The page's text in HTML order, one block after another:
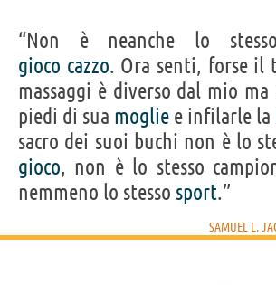
“Non è neanche lo
gioco cazzo. Ora senti, forse il
massaggi è diverso dal mio
piedi di sua moglie e infilarle la
sacro dei suoi buchi non è lo
gioco, non è lo stesso
nemmeno lo stesso sport.”
SAMUEL L.